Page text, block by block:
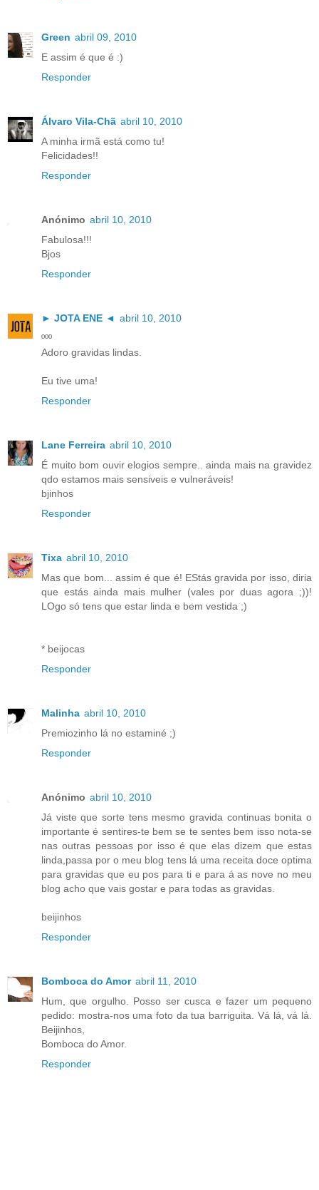
Green abril 09, 2010
E assim é que é :)
Responder
Álvaro Vila-Chã abril 10, 2010
A minha irmã está como tu!
Felicidades!!
Responder
Anónimo abril 10, 2010
Fabulosa!!!
Bjos
Responder
► JOTA ENE ◄ abril 10, 2010
ººº
Adoro gravidas lindas.
Eu tive uma!
Responder
Lane Ferreira abril 10, 2010
É muito bom ouvir elogios sempre.. ainda mais na gravidez
qdo estamos mais sensiveis e vulneráveis!
bjinhos
Responder
Tixa abril 10, 2010
Mas que bom... assim é que é! EStás gravida por isso, diria
que estás ainda mais mulher (vales por duas agora ;))!
LOgo só tens que estar linda e bem vestida ;)
* beijocas
Responder
Malinha abril 10, 2010
Premiozinho lá no estaminé ;)
Responder
Anónimo abril 10, 2010
Já viste que sorte tens mesmo gravida continuas bonita o
importante é sentires-te bem se te sentes bem isso nota-se
nas outras pessoas por isso é que elas dizem que estas
linda,passa por o meu blog tens lá uma receita doce optima
para gravidas que eu pos para ti e para á as nove no meu
blog acho que vais gostar e para todas as gravidas.
beijinhos
Responder
Bomboca do Amor abril 11, 2010
Hum, que orgulho. Posso ser cusca e fazer um pequeno
pedido: mostra-nos uma foto da tua barriguita. Vá lá, vá lá.
Beijinhos,
Bomboca do Amor.
Responder